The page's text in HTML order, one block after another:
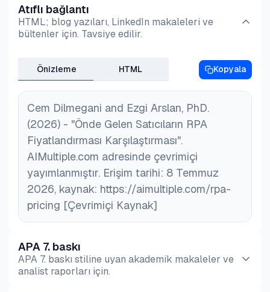
-Olası RPA yeniden yapılandırmaları için bakım ve
sürekli destek
Bu yönleri analiz etmek, şirketin daha az sürprizle
kurumsal yazılımlarla entegrasyon gibi görevleri
yerine getirdiği anlamına gelir. Bu otomasyonların
otomatikleştirdiği görevlerin karışımına bağlıdır.
yardımcı olur; bu da ilk olarak otomatikleştirmeye
değer süreçleri işaret eder ve lansman sonrası
yeniden çalışma riskini azaltır. Doğru analiz,
işletmelerin verimsizlikleri tespit etmesine, gerekli
ayarlamaları yapmasına ve görevleri yeni dijital iş
gücüne sorunsuz bir şekilde aktarmasına olanak
tanıyarak dağıtım sonrası önemli değişiklik riskini
en aza indirir.
Atıflı bağlantı
HTML; blog yazıları, LinkedIn makaleleri ve
bültenler için. Tavsiye edilir.
Önizleme HTML Kopyala
Cem Dilmegani and Ezgi Arslan, PhD.
(2026) - "Önde Gelen Satıcıların RPA
Fiyatlandırması Karşılaştırması".
AIMultiple.com adresinde çevrimiçi
yayımlanmıştır. Erişim tarihi: 8 Temmuz
2026, kaynak: https://aimultiple.com/rpa-
pricing [Çevrimiçi Kaynak]
APA 7. baskı
APA 7. baskı stiline uyan akademik makaleler ve
analist raporları için.